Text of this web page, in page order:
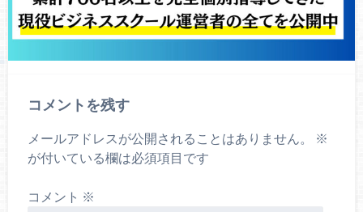
コメントを残す
メールアドレスが公開されることはありません。
※
が付いている欄は必須項目です
コメント ※